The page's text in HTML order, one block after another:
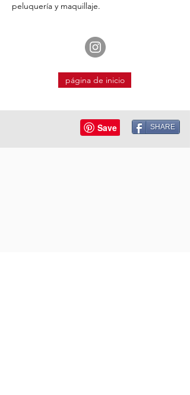
peluquería y maquillaje.
página de inicio
SHARE